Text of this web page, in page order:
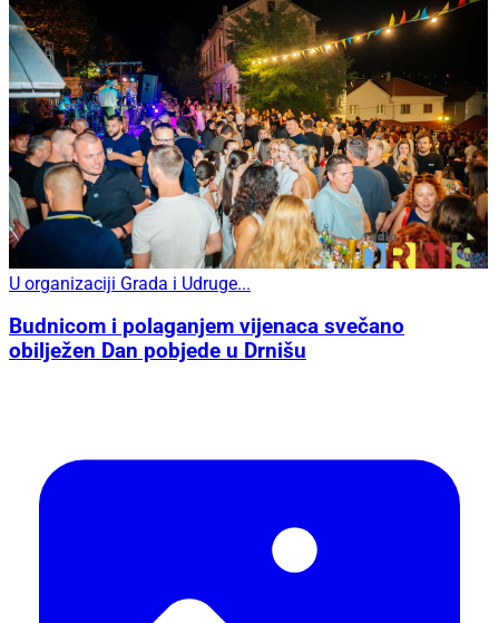
U organizaciji Grada i Udruge...
Budnicom i polaganjem vijenaca svečano
obilježen Dan pobjede u Drnišu